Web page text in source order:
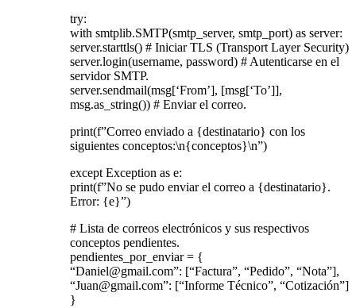
try:
with smtplib.SMTP(smtp_server, smtp_port) as server:
server.starttls() # Iniciar TLS (Transport Layer Security)
server.login(username, password) # Autenticarse en el
servidor SMTP.
server.sendmail(msg[‘From’], [msg[‘To’]],
msg.as_string()) # Enviar el correo.
print(f”Correo enviado a {destinatario} con los
siguientes conceptos:\n{conceptos}\n”)
except Exception as e:
print(f”No se pudo enviar el correo a {destinatario}.
Error: {e}”)
# Lista de correos electrónicos y sus respectivos
conceptos pendientes.
pendientes_por_enviar = {
“Daniel@gmail.com”: [“Factura”, “Pedido”, “Nota”],
“Juan@gmail.com”: [“Informe Técnico”, “Cotización”]
}